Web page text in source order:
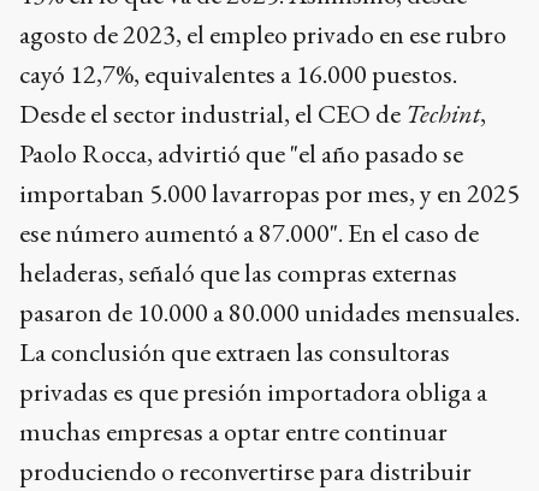
agosto de 2023, el empleo privado en ese rubro
cayó 12,7%, equivalentes a 16.000 puestos.
Desde el sector industrial, el CEO de Techint,
Paolo Rocca, advirtió que "el año pasado se
importaban 5.000 lavarropas por mes, y en 2025
ese número aumentó a 87.000". En el caso de
heladeras, señaló que las compras externas
pasaron de 10.000 a 80.000 unidades mensuales.
La conclusión que extraen las consultoras
privadas es que presión importadora obliga a
muchas empresas a optar entre continuar
produciendo o reconvertirse para distribuir